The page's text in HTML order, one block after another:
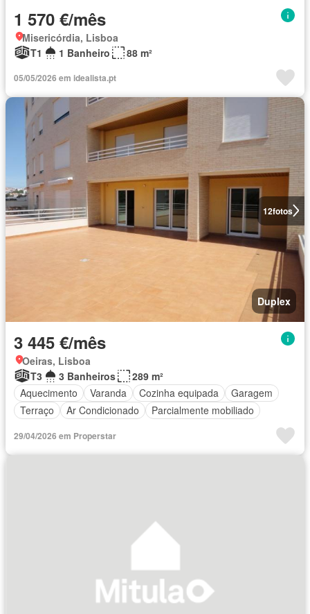
1 570 €/mês
Misericórdia, Lisboa
T1
1 Banheiro 88 m²
05/05/2026 em idealista.pt
12fotos
Duplex
3 445 €/mês
Oeiras, Lisboa
T3
3 Banheiros
289 m²
Aquecimento
Varanda Cozinha equipada
Garagem
Terraço
Ar Condicionado Parcialmente mobiliado
29/04/2026 em Properstar